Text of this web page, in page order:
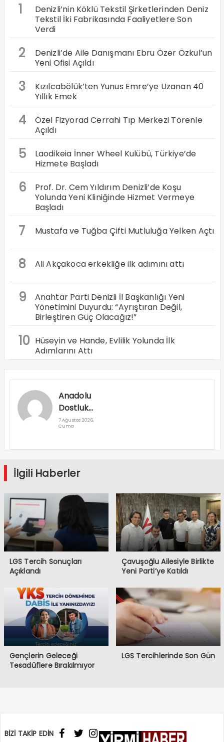
1
Denizli’nin Köklü Tekstil Şirketlerinden Deniz
Tekstil İki Fabrikasında Faaliyetlere Son
Verdi
2
Denizli’de Aile Danışmanı Ebru Özer Özkul’un
Yeni Ofisi Açıldı
3
Kızılcabölük’ten Yunus Emre’ye Uzanan 40
Yıllık Emek
4
Özel Fizyorad Cerrahi Tıp Merkezi Törenle
Açıldı
5
Laodikeia İnner Wheel Kulübü, Türkiye’de
Hizmete Başladı
6
Prof. Dr. Cem Yıldırım Denizli’de Koşu
Yolunda Yeni Kliniğinde Hizmet Vermeye
Başladı
7 Mustafa ve Tuğba Çifti Mutluluğa Yelken Açtı
8 Ali Akçakoca erkekliğe ilk adımını attı
9
Anahtar Parti Denizli İl Başkanlığı Yeni
Yönetimini Duyurdu: “Ayrıştıran Değil,
Birleştiren Güç Olacağız!”
10 Hüseyin ve Hande, Evlilik Yolunda İlk
Adımlarını Attı
Anadolu
Dostluk
Rallisi
7 Ağustos 2026,
Cuma
İlgili Haberler
LGS Tercih Sonuçları
Açıklandı
Çavuşoğlu Ailesiyle Birlikte
Yeni Parti’ye Katıldı
Gençlerin Geleceği
Tesadüflere Bırakılmıyor
LGS Tercihlerinde Son Gün
BİZİ TAKİP EDİN